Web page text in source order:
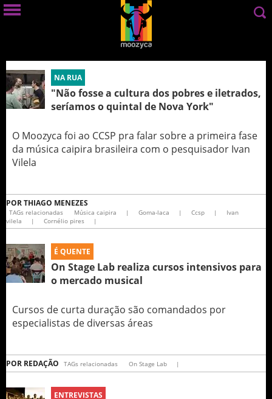
NA RUA
"Não fosse a cultura dos pobres e iletrados,
seríamos o quintal de Nova York"
O Moozyca foi ao CCSP pra falar sobre a primeira fase
da música caipira brasileira com o pesquisador Ivan
Vilela
PORTHIAGO MENEZES
TAGs relacionadas Música caipira | Goma-laca | Ccsp |
Ivan
vilela
| Cornélio pires |
É QUENTE
On Stage Lab realiza cursos intensivos para
o mercado musical
Cursos de curta duração são comandados por
especialistas de diversas áreas
POR REDAÇÃO TAGs relacionadas On Stage Lab |
ENTREVISTAS